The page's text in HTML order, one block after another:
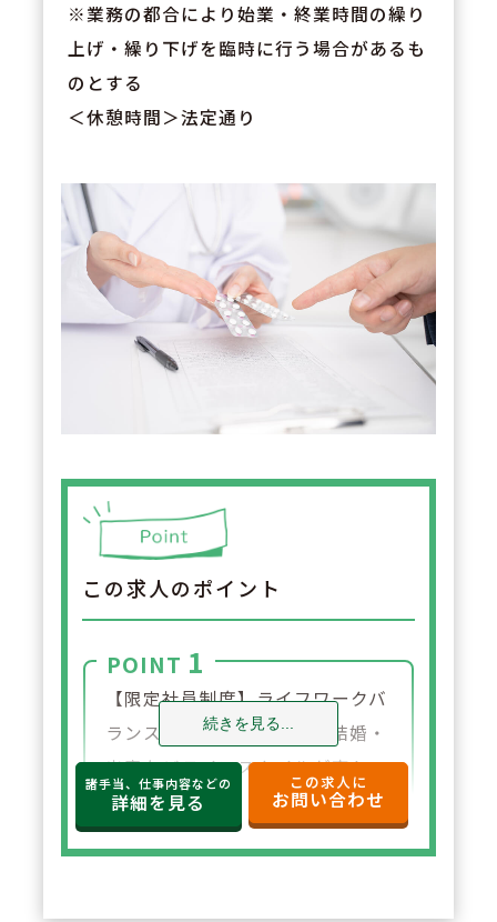
※業務の都合により始業・終業時間の繰り
上げ・繰り下げを臨時に行う場合があるも
のとする
＜休憩時間＞法定通り
この求人のポイント
POINT 1
【限定社員制度】ライフワークバ
ランスを重視されており、結婚・
出産などライフスタイルが変わっ
た場合、社員区分を変更する事が
出来ます。
POINT2
続きを見る...
諸手当、仕事内容などの
詳細を見る
この求人に
お問い合わせ